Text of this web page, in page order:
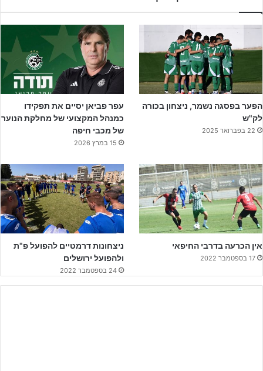
הפער בפסגה נשמר, ניצחון בכורה
לק"ש
22 בפברואר 2025
עפר פביאן יסיים את תפקידו
כמנהל המקצועי של מחלקת הנוער
של מכבי חיפה
15 במרץ 2026
אין הכרעה בדרבי החיפאי
17 בספטמבר 2022
ניצחונות דרמטיים להפועל פ"ת
ולהפועל ירושלים
24 בספטמבר 2022